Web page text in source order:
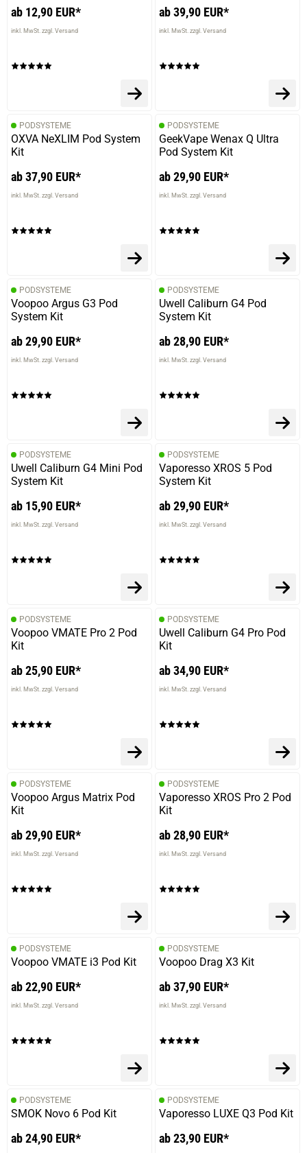
ab 12,90 EUR*
inkl. MwSt. zzgl. Versand
ab 39,90 EUR*
inkl. MwSt. zzgl. Versand
PODSYSTEME
OXVA NeXLIM Pod System
Kit
ab 37,90 EUR*
inkl. MwSt. zzgl. Versand
PODSYSTEME
GeekVape Wenax Q Ultra
Pod System Kit
ab 29,90 EUR*
inkl. MwSt. zzgl. Versand
PODSYSTEME
Voopoo Argus G3 Pod
System Kit
ab 29,90 EUR*
inkl. MwSt. zzgl. Versand
PODSYSTEME
Uwell Caliburn G4 Pod
System Kit
ab 28,90 EUR*
inkl. MwSt. zzgl. Versand
PODSYSTEME
Uwell Caliburn G4 Mini Pod
System Kit
ab 15,90 EUR*
inkl. MwSt. zzgl. Versand
PODSYSTEME
Vaporesso XROS 5 Pod
System Kit
ab 29,90 EUR*
inkl. MwSt. zzgl. Versand
PODSYSTEME
Voopoo VMATE Pro 2 Pod
Kit
ab 25,90 EUR*
inkl. MwSt. zzgl. Versand
PODSYSTEME
Uwell Caliburn G4 Pro Pod
Kit
ab 34,90 EUR*
inkl. MwSt. zzgl. Versand
PODSYSTEME
Voopoo Argus Matrix Pod
Kit
ab 29,90 EUR*
inkl. MwSt. zzgl. Versand
PODSYSTEME
Vaporesso XROS Pro 2 Pod
Kit
ab 28,90 EUR*
inkl. MwSt. zzgl. Versand
PODSYSTEME
Voopoo VMATE i3 Pod Kit
ab 22,90 EUR*
inkl. MwSt. zzgl. Versand
PODSYSTEME
Voopoo Drag X3 Kit
ab 37,90 EUR*
inkl. MwSt. zzgl. Versand
PODSYSTEME
SMOK Novo 6 Pod Kit
ab 24,90 EUR*
PODSYSTEME
Vaporesso LUXE Q3 Pod Kit
ab 23,90 EUR*